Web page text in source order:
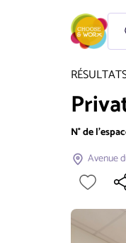
N° de
Avenue